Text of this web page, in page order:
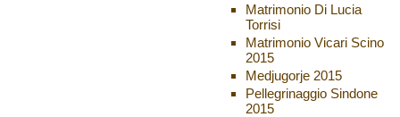
Matrimonio Di Lucia
Torrisi
Matrimonio Vicari Scino
2015
Medjugorje 2015
Pellegrinaggio Sindone
2015